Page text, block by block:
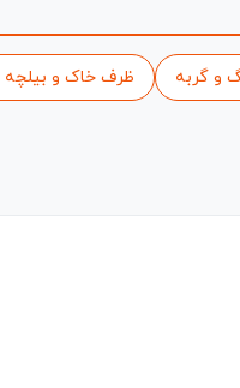
و گربه ظرف خاک و بیلچه